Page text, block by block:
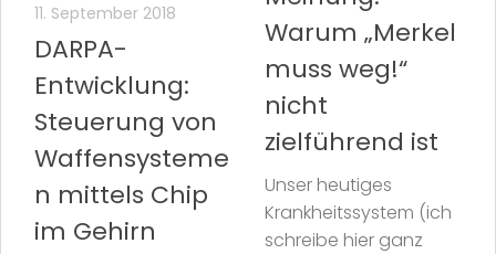
11. September 2018
DARPA-
Entwicklung:
Steuerung von
Waffensysteme
n mittels Chip
im Gehirn
Warum „Merkel
muss weg!“
nicht
zielführend ist
Unser heutiges
Krankheitssystem (ich
schreibe hier ganz